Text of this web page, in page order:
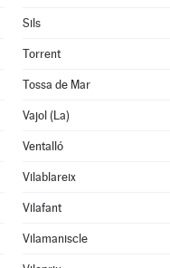
Sils
Torrent
Tossa de Mar
Vajol (La)
Ventalló
Vilablareix
Vilafant
Vilamaniscle